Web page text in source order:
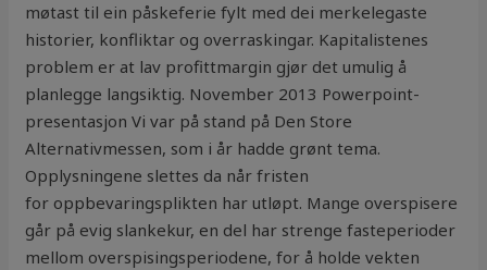
møtast til ein påskeferie fylt med dei merkelegaste
historier, konfliktar og overraskingar. Kapitalistenes
problem er at lav profittmargin gjør det umulig å
planlegge langsiktig. November 2013 Powerpoint-
presentasjon Vi var på stand på Den Store
Alternativmessen, som i år hadde grønt tema.
Opplysningene slettes da når fristen
for oppbevaringsplikten har utløpt. Mange overspisere
går på evig slankekur, en del har strenge fasteperioder
mellom overspisingsperiodene, for å holde vekten